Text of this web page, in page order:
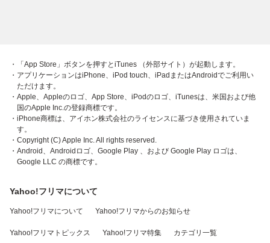
・「App Store」ボタンを押すとiTunes （外部サイト）が起動します。
・アプリケーションはiPhone、iPod touch、iPadまたはAndroidでご利用い
ただけます。
・Apple、Appleのロゴ、App Store、iPodのロゴ、iTunesは、米国および他
国のApple Inc.の登録商標です。
・iPhone商標は、アイホン株式会社のライセンスに基づき使用されていま
す。
・Copyright (C) Apple Inc. All rights reserved.
・Android、Androidロゴ、Google Play 、および Google Play ロゴは、
Google LLC の商標です。
Yahoo!フリマについて
Yahoo!フリマについて Yahoo!フリマからのお知らせ
Yahoo!フリマトピックス Yahoo!フリマ特集 カテゴリ一覧